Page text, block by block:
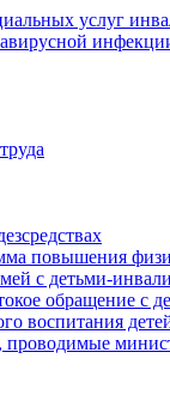
услуг
повышения
с детьми-
обращение с
воспитания